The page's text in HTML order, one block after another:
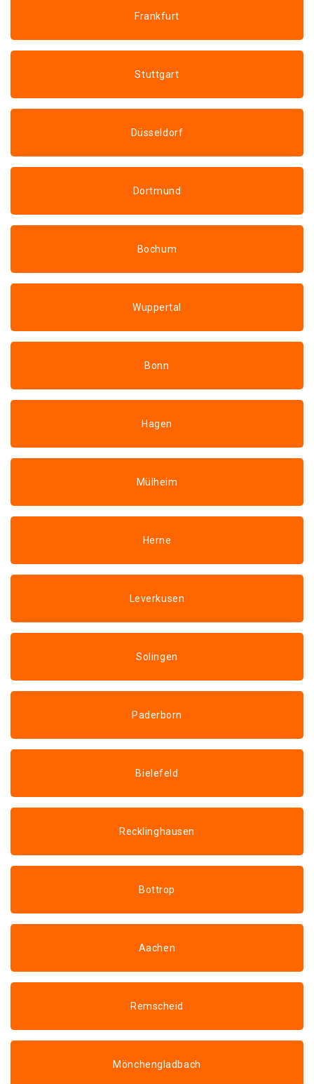
Frankfurt
Stuttgart
Düsseldorf
Dortmund
Bochum
Wuppertal
Bonn
Hagen
Mülheim
Herne
Leverkusen
Solingen
Paderborn
Bielefeld
Recklinghausen
Bottrop
Aachen
Remscheid
Mönchengladbach